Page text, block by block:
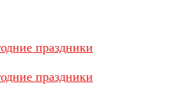
праздники
праздники